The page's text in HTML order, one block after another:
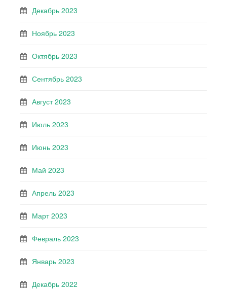
Декабрь 2023
Ноябрь 2023
Октябрь 2023
Сентябрь 2023
Август 2023
Июль 2023
Июнь 2023
Май 2023
Апрель 2023
Март 2023
Февраль 2023
Январь 2023
Декабрь 2022